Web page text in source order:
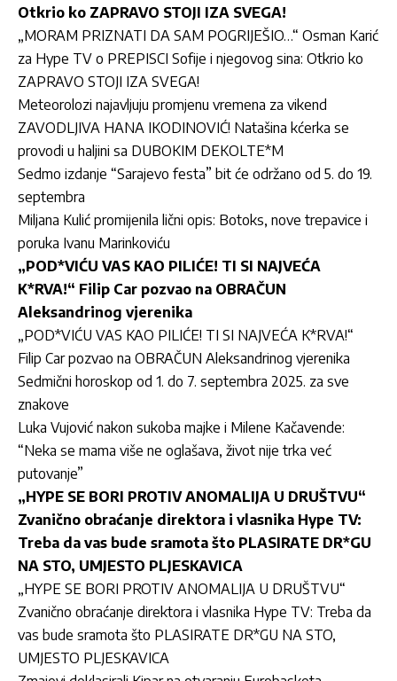
Otkrio ko ZAPRAVO STOJI IZA SVEGA!
„MORAM PRIZNATI DA SAM POGRIJEŠIO…“ Osman Karić
za Hype TV o PREPISCI Sofije i njegovog sina: Otkrio ko
ZAPRAVO STOJI IZA SVEGA!
Meteorolozi najavljuju promjenu vremena za vikend
ZAVODLJIVA HANA IKODINOVIĆ! Natašina kćerka se
provodi u haljini sa DUBOKIM DEKOLTE*M
Sedmo izdanje “Sarajevo festa” bit će održano od 5. do 19.
septembra
Miljana Kulić promijenila lični opis: Botoks, nove trepavice i
poruka Ivanu Marinkoviću
„POD*VIĆU VAS KAO PILIĆE! TI SI NAJVEĆA
K*RVA!“ Filip Car pozvao na OBRAČUN
Aleksandrinog vjerenika
„POD*VIĆU VAS KAO PILIĆE! TI SI NAJVEĆA K*RVA!“
Filip Car pozvao na OBRAČUN Aleksandrinog vjerenika
Sedmični horoskop od 1. do 7. septembra 2025. za sve
znakove
Luka Vujović nakon sukoba majke i Milene Kačavende:
“Neka se mama više ne oglašava, život nije trka već
putovanje”
„HYPE SE BORI PROTIV ANOMALIJA U DRUŠTVU“
Zvanično obraćanje direktora i vlasnika Hype TV:
Treba da vas bude sramota što PLASIRATE DR*GU
NA STO, UMJESTO PLJESKAVICA
„HYPE SE BORI PROTIV ANOMALIJA U DRUŠTVU“
Zvanično obraćanje direktora i vlasnika Hype TV: Treba da
vas bude sramota što PLASIRATE DR*GU NA STO,
UMJESTO PLJESKAVICA